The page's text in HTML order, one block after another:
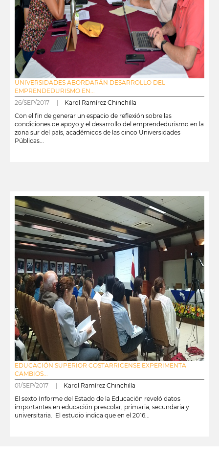
UNIVERSIDADES ABORDARÁN DESARROLLO DEL
EMPRENDEDURISMO EN...
26/SEP/2017 | Karol Ramírez Chinchilla
Con el fin de generar un espacio de reflexión sobre las
condiciones de apoyo y el desarrollo del emprendedurismo en la
zona sur del país, académicos de las cinco Universidades
Públicas...
EDUCACIÓN SUPERIOR COSTARRICENSE EXPERIMENTA
CAMBIOS...
01/SEP/2017 | Karol Ramírez Chinchilla
El sexto Informe del Estado de la Educación reveló datos
importantes en educación prescolar, primaria, secundaria y
universitaria. El estudio indica que en el 2016...